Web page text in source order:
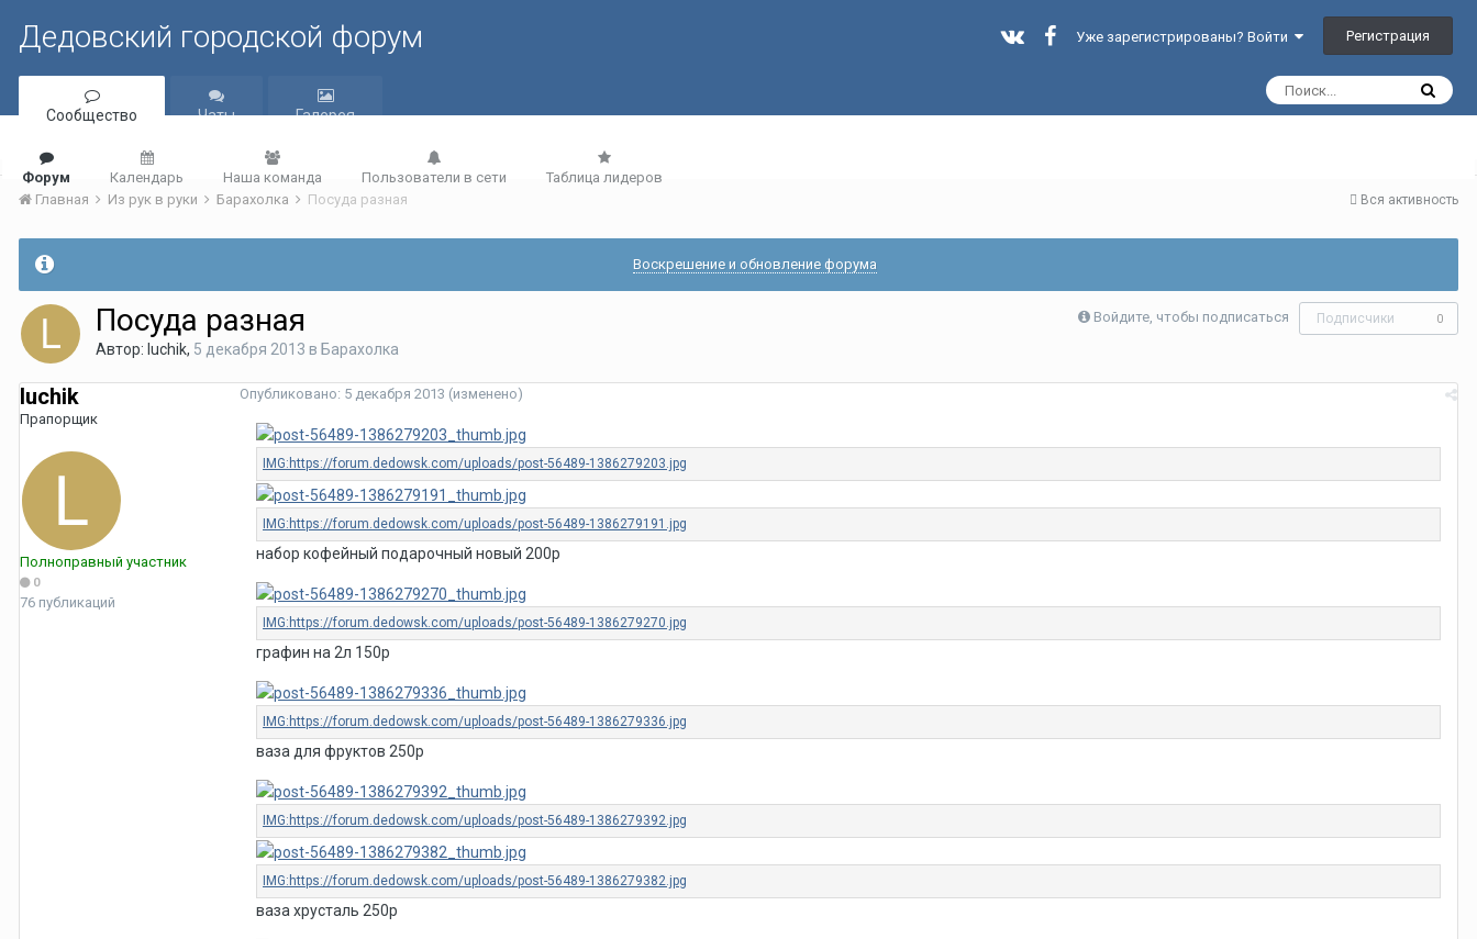
Дедовский городской форум Уже зарегистрированы? Войти Регистрация
Сообщество
Форум Календарь Наша команда Пользователи в сети Таблица лидеров
Чаты Галерея
Вся активность
Главная Из рук в руки Барахолка Посуда разная
Воскрешение и обновление форума
Войдите, чтобы подписаться Подписчики 0
Посуда разная
Автор: luchik, 5 декабря 2013 в Барахолка
luchik
Прапорщик
Полноправный участник
0
76 публикаций
Опубликовано: 5 декабря 2013 (изменено)
набор кофейный подарочный новый 200р
графин на 2л 150р
ваза для фруктов 250р
ваза хрусталь 250р